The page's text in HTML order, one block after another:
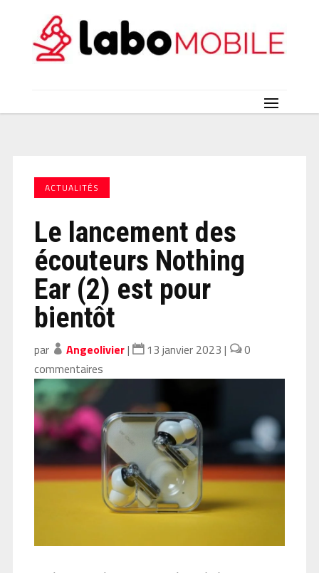
ACTUALITÉS
Le lancement des
écouteurs Nothing
Ear (2) est pour
bientôt
par Angeolivier| 13 janvier 2023 |
0
commentaires